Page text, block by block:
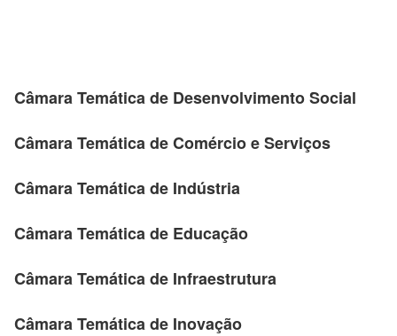
Câmara Temática de Desenvolvimento Social
Câmara Temática de Comércio e Serviços
Câmara Temática de Indústria
Câmara Temática de Educação
Câmara Temática de Infraestrutura
Câmara Temática de Inovação